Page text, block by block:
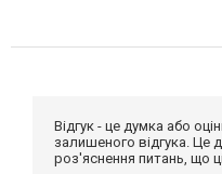
Відгук - це думка або
залишеного відгука. Це
роз'яснення питань, що